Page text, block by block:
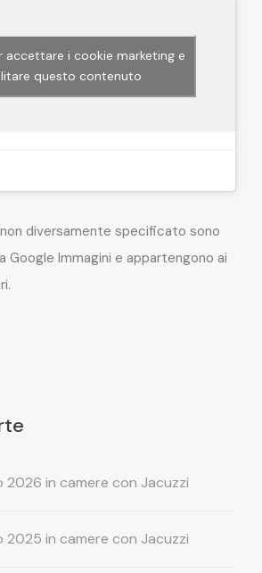
accettare i cookie marketing e
questo contenuto
diversamente specificato sono
Immagini e appartengono ai
2026 in camere con Jacuzzi
2025 in camere con Jacuzzi